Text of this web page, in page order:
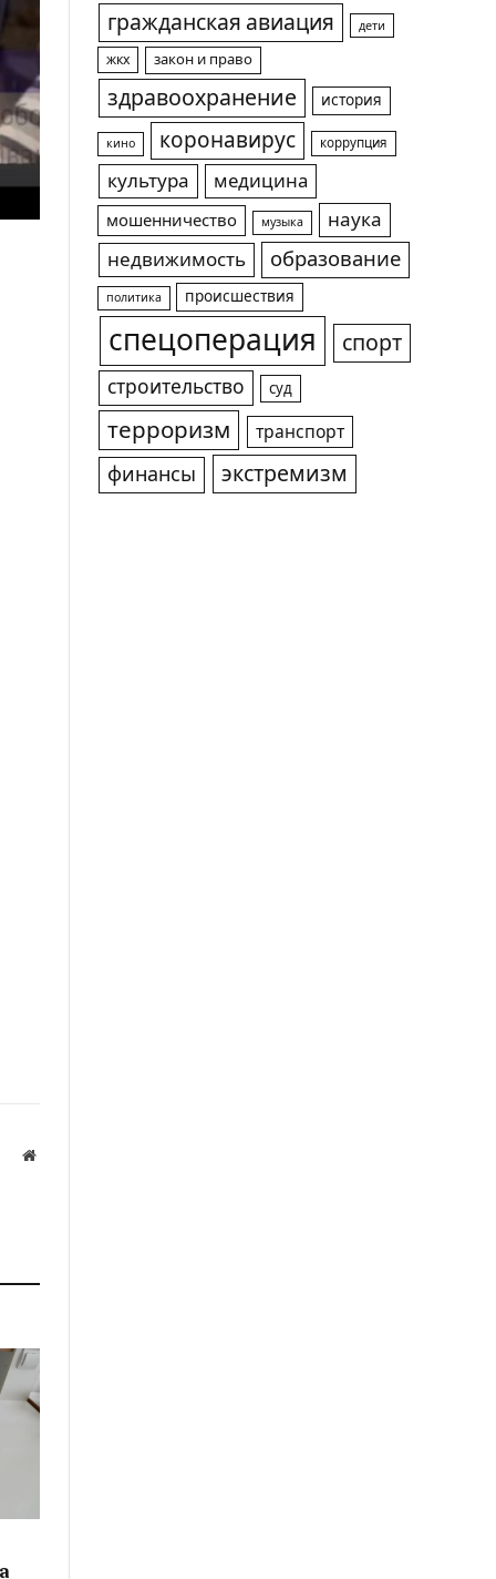
Website
гражданская авиация дети
жкх закон и право
здравоохранение история
кино коронавирус коррупция
культура медицина
мошенничество музыка
наука
недвижимость
образование
политика происшествия
спецоперация спорт
строительство суд
терроризм транспорт
финансы экстремизм